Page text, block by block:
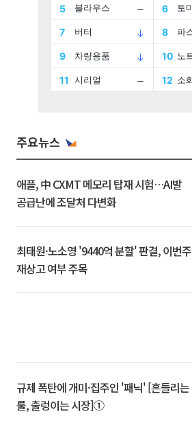
주요뉴스
애플, 中 CXMT 메모리 탑재 시험…AI발
공급난에 조달처 다변화
최태원·노소영 '9440억 분할' 판결, 이번주
재상고 여부 주목
규제 폭탄에 개미·집주인 '패닉' [흔들리는
룰, 출렁이는 시장]①